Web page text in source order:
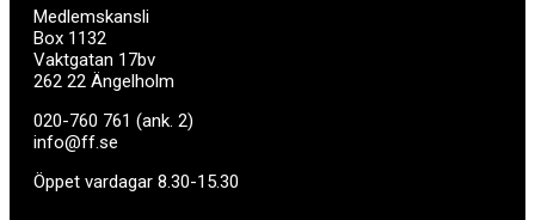
Medlemskansli
Box 1132
Vaktgatan 17bv
262 22 Ängelholm
020-760 761 (ank. 2)
info@ff.se
Öppet vardagar 8.30-15.30